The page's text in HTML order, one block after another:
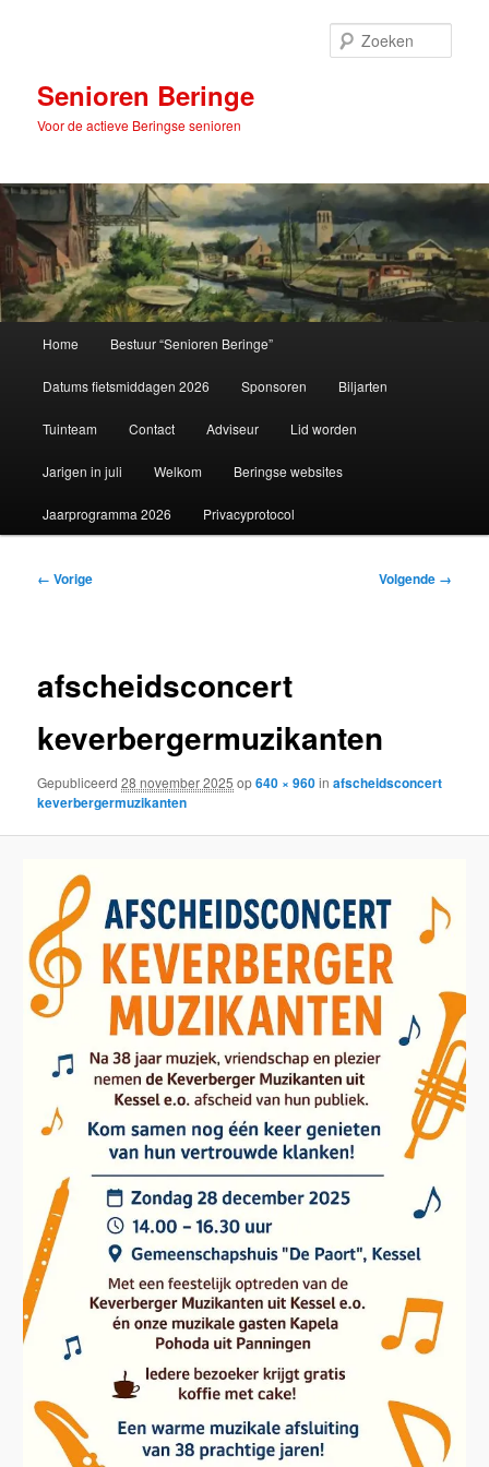
inhoudSenioren Beringe
Voor de actieve Beringse senioren
Home Bestuur “Senioren Beringe”
Datums fietsmiddagen 2026 Sponsoren Biljarten
Tuinteam Contact Adviseur Lid worden
Jarigen in juli Welkom Beringse websites
Jaarprogramma 2026 Privacyprotocol
Afbeeldingsnavigatie
← Vorige Volgende →
afscheidsconcert
keverbergermuzikanten
Gepubliceerd28 november 2025 op640 × 960inafscheidsconcert
keverbergermuzikanten